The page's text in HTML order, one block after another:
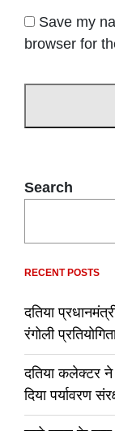
Save my
browser for
Search
RECENT POSTS
दतिया
रंगोली
दतिया कलेक्टर ने
दिया पर्यावरण